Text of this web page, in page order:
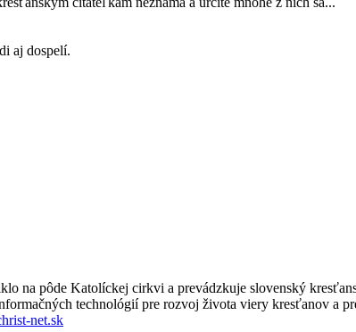
aj dospelí.
na pôde Katolíckej cirkvi a prevádzkuje slovenský
technológií pre rozvoj života viery kresťanov a
net.sk